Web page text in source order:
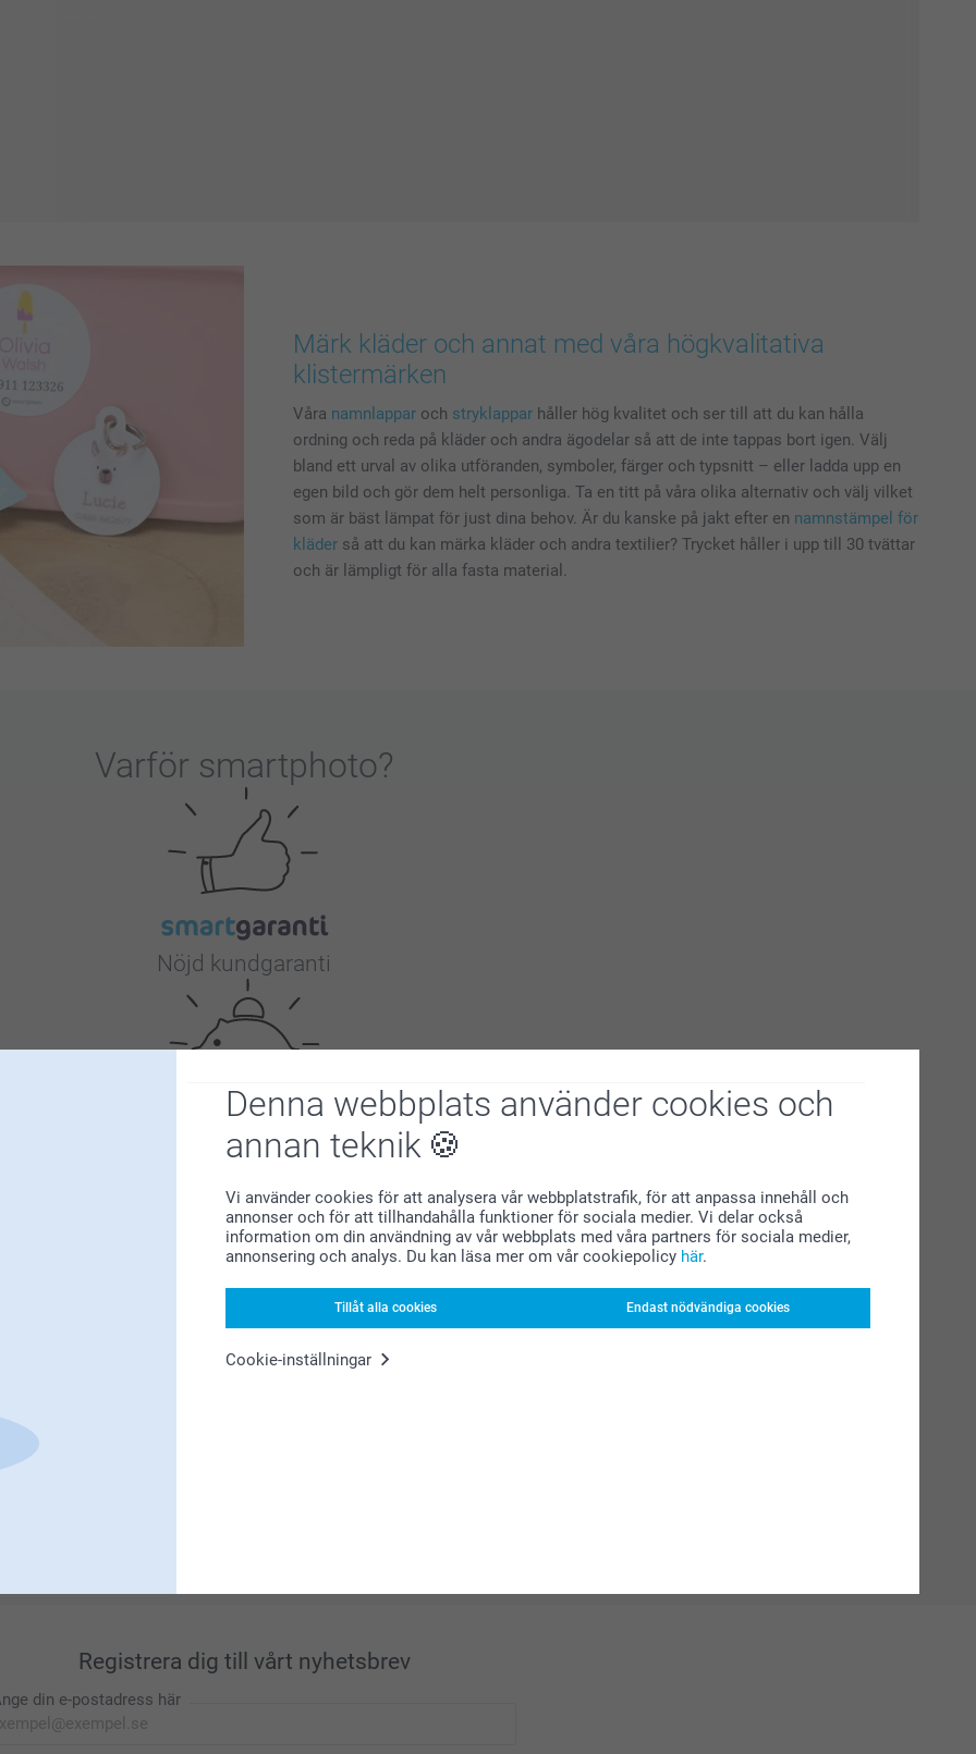
Denna webbplats använder cookies och
annan teknik
Vi använder cookies för att analysera vår webbplatstrafik, för att anpassa innehåll och
annonser och för att tillhandahålla funktioner för sociala medier. Vi delar också
information om din användning av vår webbplats med våra partners för sociala medier,
annonsering och analys. Du kan läsa mer om vår cookiepolicy här.
Tillåt alla cookies Endast nödvändiga cookies
Cookie-inställningar
Märk kläder och annat med våra högkvalitativa
klistermärken
Våra namnlappar och stryklappar håller hög kvalitet och ser till att du kan hålla
ordning och reda på kläder och andra ägodelar så att de inte tappas bort igen. Välj
bland ett urval av olika utföranden, symboler, färger och typsnitt – eller ladda upp en
egen bild och gör dem helt personliga. Ta en titt på våra olika alternativ och välj vilket
som är bäst lämpat för just dina behov. Är du kanske på jakt efter en namnstämpel för
kläder så att du kan märka kläder och andra textilier? Trycket håller i upp till 30 tvättar
och är lämpligt för alla fasta material.
Varför smartphoto?
Nöjd kundgaranti
Bonus på alla dina köp
Letar du efter inspiration?
Registrera dig till vårt nyhetsbrev
din e-postadress här